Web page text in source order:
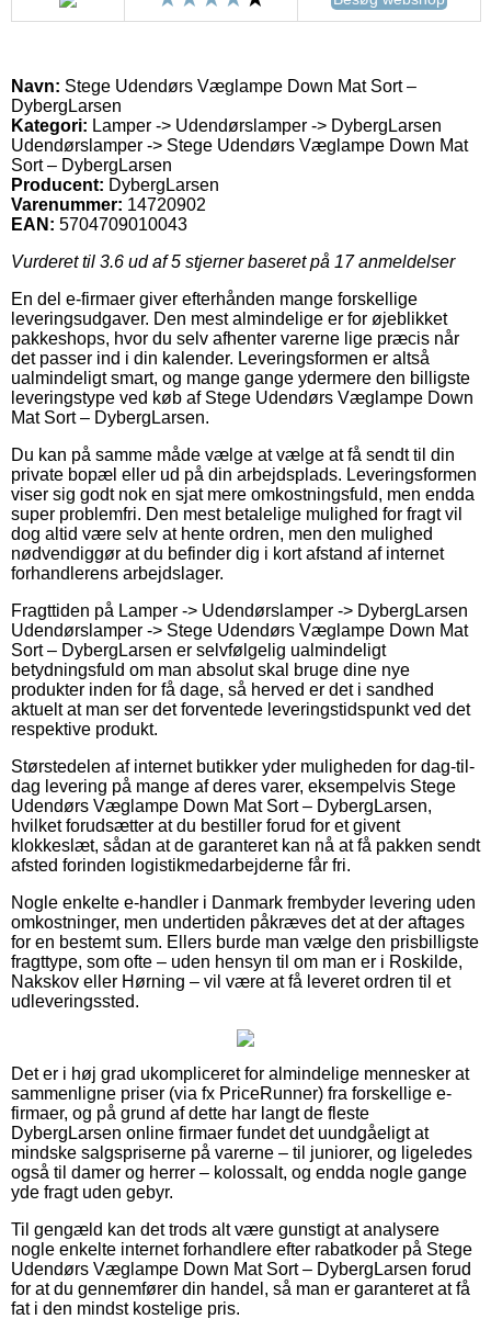
Navn: Stege Udendørs Væglampe Down Mat Sort –
DybergLarsen
Kategori: Lamper -> Udendørslamper -> DybergLarsen
Udendørslamper -> Stege Udendørs Væglampe Down Mat
Sort – DybergLarsen
Producent: DybergLarsen
Varenummer: 14720902
EAN: 5704709010043
Vurderet til 3.6 ud af 5 stjerner baseret på 17anmeldelser
En del e-firmaer giver efterhånden mange forskellige
leveringsudgaver. Den mest almindelige er for øjeblikket
pakkeshops, hvor du selv afhenter varerne lige præcis når
det passer ind i din kalender. Leveringsformen er altså
ualmindeligt smart, og mange gange ydermere den billigste
leveringstype ved køb af Stege Udendørs Væglampe Down
Mat Sort – DybergLarsen.
Du kan på samme måde vælge at vælge at få sendt til din
private bopæl eller ud på din arbejdsplads. Leveringsformen
viser sig godt nok en sjat mere omkostningsfuld, men endda
super problemfri. Den mest betalelige mulighed for fragt vil
dog altid være selv at hente ordren, men den mulighed
nødvendiggør at du befinder dig i kort afstand af internet
forhandlerens arbejdslager.
Fragttiden på Lamper -> Udendørslamper -> DybergLarsen
Udendørslamper -> Stege Udendørs Væglampe Down Mat
Sort – DybergLarsen er selvfølgelig ualmindeligt
betydningsfuld om man absolut skal bruge dine nye
produkter inden for få dage, så herved er det i sandhed
aktuelt at man ser det forventede leveringstidspunkt ved det
respektive produkt.
Størstedelen af internet butikker yder muligheden for dag-til-
dag levering på mange af deres varer, eksempelvis Stege
Udendørs Væglampe Down Mat Sort – DybergLarsen,
hvilket forudsætter at du bestiller forud for et givent
klokkeslæt, sådan at de garanteret kan nå at få pakken sendt
afsted forinden logistikmedarbejderne får fri.
Nogle enkelte e-handler i Danmark frembyder levering uden
omkostninger, men undertiden påkræves det at der aftages
for en bestemt sum. Ellers burde man vælge den prisbilligste
fragttype, som ofte – uden hensyn til om man er i Roskilde,
Nakskov eller Hørning – vil være at få leveret ordren til et
udleveringssted.
Det er i høj grad ukompliceret for almindelige mennesker at
sammenligne priser (via fx PriceRunner) fra forskellige e-
firmaer, og på grund af dette har langt de fleste
DybergLarsen online firmaer fundet det uundgåeligt at
mindske salgspriserne på varerne – til juniorer, og ligeledes
også til damer og herrer – kolossalt, og endda nogle gange
yde fragt uden gebyr.
Til gengæld kan det trods alt være gunstigt at analysere
nogle enkelte internet forhandlere efter rabatkoder på Stege
Udendørs Væglampe Down Mat Sort – DybergLarsen forud
for at du gennemfører din handel, så man er garanteret at få
fat i den mindst kostelige pris.